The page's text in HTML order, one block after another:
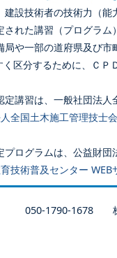
建設技術者の技術力（
れた講習（プログラ
局や一部の道府県及び
区分するために、ＣＰ
講習は、一般社団法人
全国土木施工管理技
ログラムは、公益財団
技術普及センター
】 050-1790-1678